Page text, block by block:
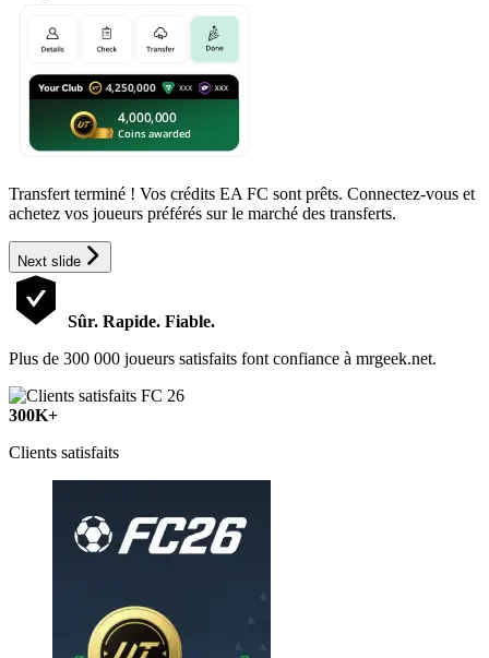
Transfert terminé ! Vos crédits EA FC sont prêts. Connectez-vous et
achetez vos joueurs préférés sur le marché des transferts.
Next slide
Sûr. Rapide. Fiable.
Plus de 300 000 joueurs satisfaits font confiance à mrgeek.net.
300K+
Clients satisfaits